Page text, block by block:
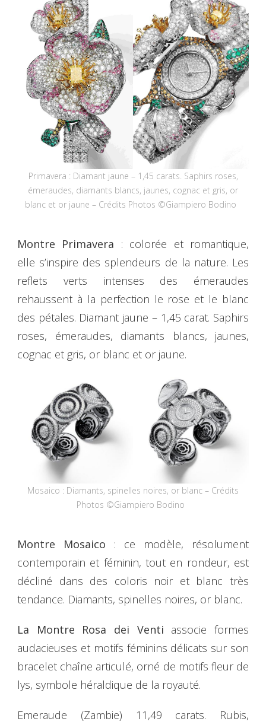
Primavera : Diamant jaune – 1,45 carats. Saphirs roses,
émeraudes, diamants blancs, jaunes, cognac et gris, or
blanc et or jaune – Crédits Photos ©Giampiero Bodino
Montre Primavera : colorée et romantique,
elle s’inspire des splendeurs de la nature. Les
reflets verts intenses des émeraudes
rehaussent à la perfection le rose et le blanc
des pétales. Diamant jaune – 1,45 carat. Saphirs
roses, émeraudes, diamants blancs, jaunes,
cognac et gris, or blanc et or jaune.
Mosaico : Diamants, spinelles noires, or blanc – Crédits
Photos ©Giampiero Bodino
Montre Mosaico : ce modèle, résolument
contemporain et féminin, tout en rondeur, est
décliné dans des coloris noir et blanc très
tendance. Diamants, spinelles noires, or blanc.
La Montre Rosa dei Venti associe formes
audacieuses et motifs féminins délicats sur son
bracelet chaîne articulé, orné de motifs fleur de
lys, symbole héraldique de la royauté.
Emeraude (Zambie) 11,49 carats. Rubis,